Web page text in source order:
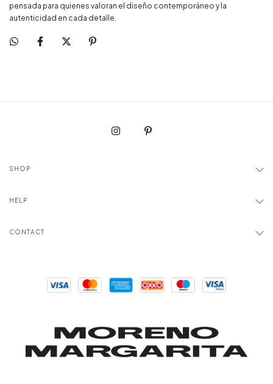
pensada para quienes valoran el diseño contemporáneo y la
autenticidad en cada detalle.
SHOP
HELP
CONTACT